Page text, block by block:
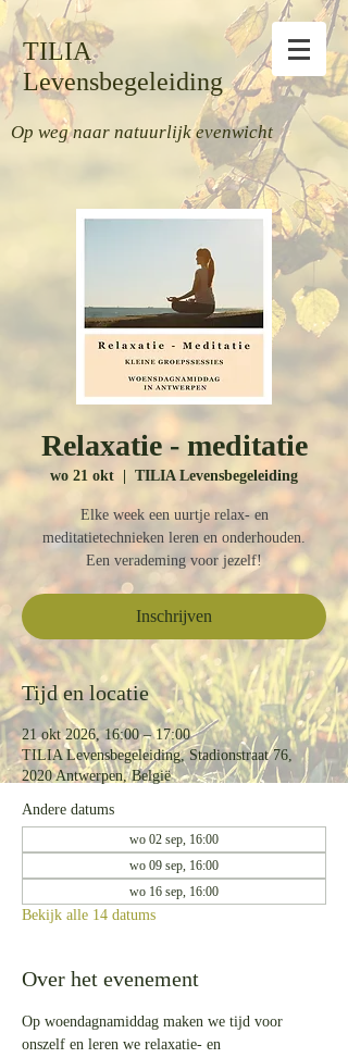
TILIA
Levensbegeleiding
Op weg naar natuurlijk evenwicht
Relaxatie - meditatie
wo 21 okt TILIA Levensbegeleiding
Elke week een uurtje relax- en
meditatietechnieken leren en onderhouden.
Een verademing voor jezelf!
Inschrijven
Tijd en locatie
21 okt 2026, 16:00 – 17:00
TILIA Levensbegeleiding, Stadionstraat 76,
2020 Antwerpen, België
Andere datums
wo 02 sep, 16:00
wo 09 sep, 16:00
wo 16 sep, 16:00
Bekijk alle 14 datums
Over het evenement
Op woendagnamiddag maken we tijd voor
onszelf en leren we relaxatie- en